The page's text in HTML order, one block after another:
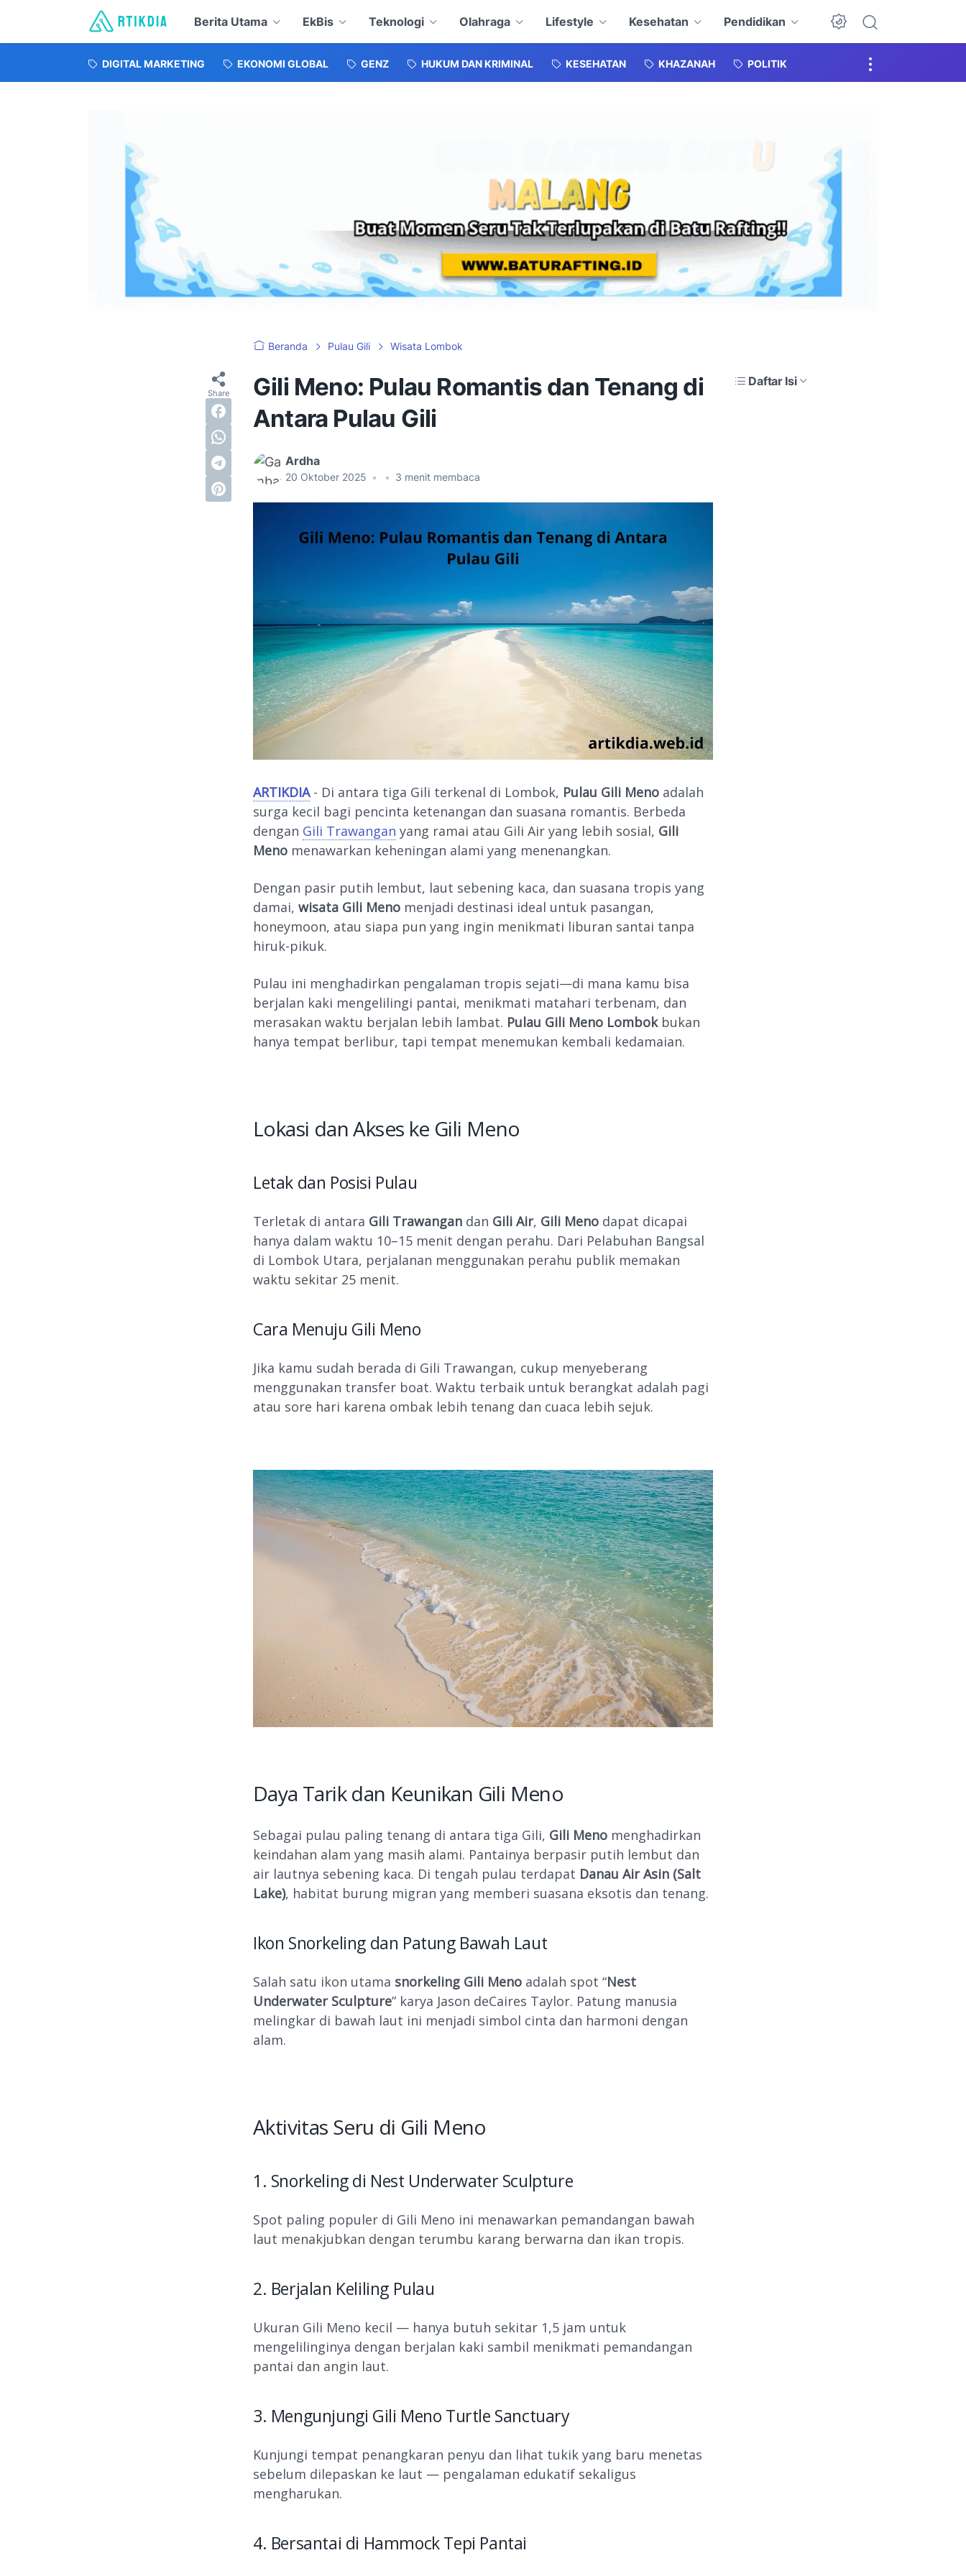
Berita Utama EkBis Teknologi Olahraga Lifestyle Kesehatan Pendidikan
DIGITAL MARKETING EKONOMI GLOBAL GENZ HUKUM DAN KRIMINAL KESEHATAN KHAZANAH POLITIK
Beranda Pulau Gili Wisata Lombok
Gili Meno: Pulau Romantis dan Tenang di
Antara Pulau Gili
Ardha
20 Oktober 2025 • • 3 menit membaca
Daftar Isi
ARTIKDIA- Di antara tiga Gili terkenal di Lombok, Pulau Gili Meno adalah
surga kecil bagi pencinta ketenangan dan suasana romantis. Berbeda
dengan Gili Trawangan yang ramai atau Gili Air yang lebih sosial, Gili
Meno menawarkan keheningan alami yang menenangkan.
Dengan pasir putih lembut, laut sebening kaca, dan suasana tropis yang
damai, wisata Gili Meno menjadi destinasi ideal untuk pasangan,
honeymoon, atau siapa pun yang ingin menikmati liburan santai tanpa
hiruk-pikuk.
Pulau ini menghadirkan pengalaman tropis sejati—di mana kamu bisa
berjalan kaki mengelilingi pantai, menikmati matahari terbenam, dan
merasakan waktu berjalan lebih lambat. Pulau Gili Meno Lombokbukan
hanya tempat berlibur, tapi tempat menemukan kembali kedamaian.
Lokasi dan Akses ke Gili Meno
Letak dan Posisi Pulau
Terletak di antara Gili Trawangan dan Gili Air, Gili Meno dapat dicapai
hanya dalam waktu 10–15 menit dengan perahu. Dari Pelabuhan Bangsal
di Lombok Utara, perjalanan menggunakan perahu publik memakan
waktu sekitar 25 menit.
Cara Menuju Gili Meno
Jika kamu sudah berada di Gili Trawangan, cukup menyeberang
menggunakan transfer boat. Waktu terbaik untuk berangkat adalah pagi
atau sore hari karena ombak lebih tenang dan cuaca lebih sejuk.
Daya Tarik dan Keunikan Gili Meno
Sebagai pulau paling tenang di antara tiga Gili, Gili Meno menghadirkan
keindahan alam yang masih alami. Pantainya berpasir putih lembut dan
air lautnya sebening kaca. Di tengah pulau terdapat Danau Air Asin (Salt
Lake), habitat burung migran yang memberi suasana eksotis dan tenang.
Ikon Snorkeling dan Patung Bawah Laut
Salah satu ikon utama snorkeling Gili Meno adalah spot “Nest
Underwater Sculpture” karya Jason deCaires Taylor. Patung manusia
melingkar di bawah laut ini menjadi simbol cinta dan harmoni dengan
alam.
Aktivitas Seru di Gili Meno
1. Snorkeling di Nest Underwater Sculpture
Spot paling populer di Gili Meno ini menawarkan pemandangan bawah
laut menakjubkan dengan terumbu karang berwarna dan ikan tropis.
2. Berjalan Keliling Pulau
Ukuran Gili Meno kecil — hanya butuh sekitar 1,5 jam untuk
mengelilinginya dengan berjalan kaki sambil menikmati pemandangan
pantai dan angin laut.
3. Mengunjungi Gili Meno Turtle Sanctuary
Kunjungi tempat penangkaran penyu dan lihat tukik yang baru menetas
sebelum dilepaskan ke laut — pengalaman edukatif sekaligus
mengharukan.
4. Bersantai di Hammock Tepi Pantai